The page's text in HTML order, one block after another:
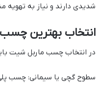
شدیدی دارند و نیاز به تهویه
انتخاب بهترین
در انتخاب چسب ماربل شیت
سطوح گچی یا سیمانی: چسب